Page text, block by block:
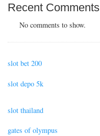
Recent Comments
No comments to show.
slot bet 200
slot depo 5k
slot thailand
gates of olympus